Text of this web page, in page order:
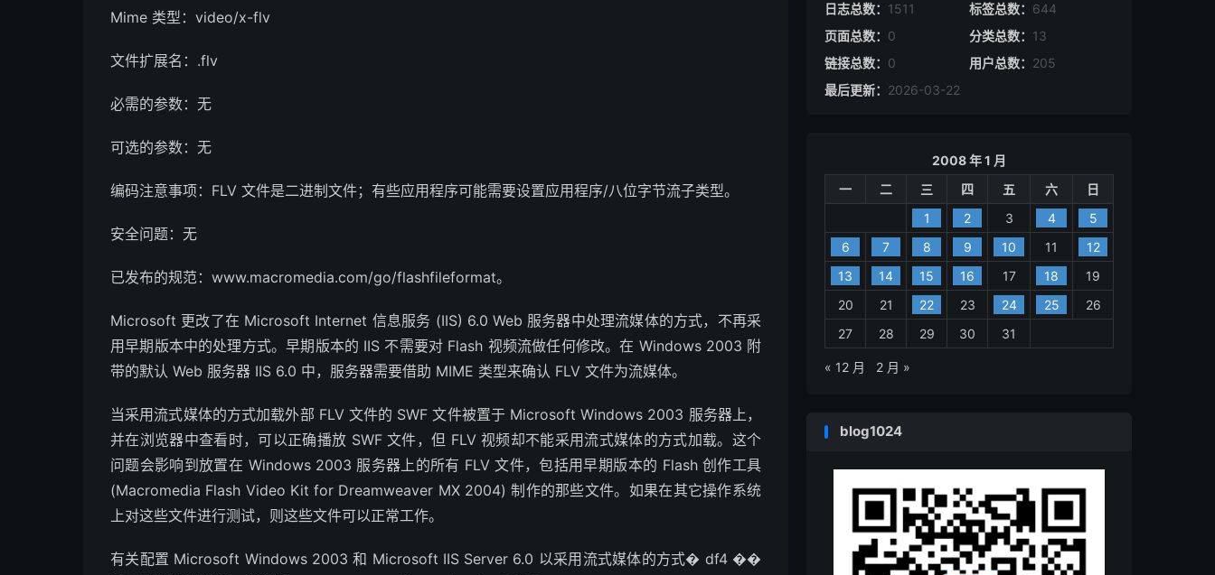
Mime 类型：video/x-flv
文件扩展名：.flv
必需的参数：无
可选的参数：无
编码注意事项：FLV 文件是二进制文件；有些应用程序可能需要设置应用程序/八位字节流子类型。
安全问题：无
已发布的规范：www.macromedia.com/go/flashfileformat。
Microsoft 更改了在 Microsoft Internet 信息服务 (IIS) 6.0 Web 服务器中处理流媒体的方式，不再采
用早期版本中的处理方式。早期版本的 IIS 不需要对 Flash 视频流做任何修改。在 Windows 2003 附
带的默认 Web 服务器 IIS 6.0 中，服务器需要借助 MIME 类型来确认 FLV 文件为流媒体。
当采用流式媒体的方式加载外部 FLV 文件的 SWF 文件被置于 Microsoft Windows 2003 服务器上，
并在浏览器中查看时，可以正确播放 SWF 文件，但 FLV 视频却不能采用流式媒体的方式加载。这个
问题会影响到放置在 Windows 2003 服务器上的所有 FLV 文件，包括用早期版本的 Flash 创作工具
(Macromedia Flash Video Kit for Dreamweaver MX 2004) 制作的那些文件。如果在其它操作系统
上对这些文件进行测试，则这些文件可以正常工作。
有关配置 Microsoft Windows 2003 和 Microsoft IIS Server 6.0 以采用流式媒体的方式� df4 ��
日志总数： 1511 标签总数： 644
页面总数： 0 分类总数： 13
链接总数： 0 用户总数： 205
最后更新： 2026-03-22
2008 年 1 月
一
二 三 四 五 六
日
1
2 3 4
5
6
7 8 9 10 11
12
13
14 15 16 17 18
19
20
21 22 23 24 25
26
27
28 29 30 31
« 12 月 2 月 »
blog1024